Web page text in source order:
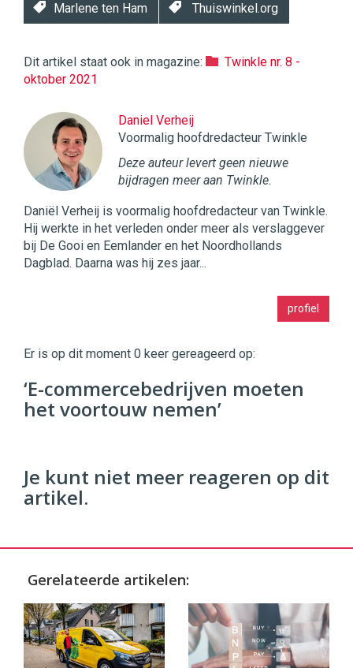
Marlene ten Ham Thuiswinkel.org
Dit artikel staat ook in magazine:
Twinkle nr. 8 -
oktober 2021
Daniel Verheij
Voormalig hoofdredacteur Twinkle
Deze auteur levert geen nieuwe
bijdragen meer aan Twinkle.
Daniël Verheij is voormalig hoofdredacteur van Twinkle.
Hij werkte in het verleden onder meer als verslaggever
bij De Gooi en Eemlander en het Noordhollands
Dagblad. Daarna was hij zes jaar...
profiel
Commerce https://twinklemagazine.nl
96 54
Er is op dit moment 0 keer gereageerd op:
‘E-commercebedrijven moeten
het voortouw nemen’
Je kunt niet meer reageren op dit
artikel.
Gerelateerde artikelen: